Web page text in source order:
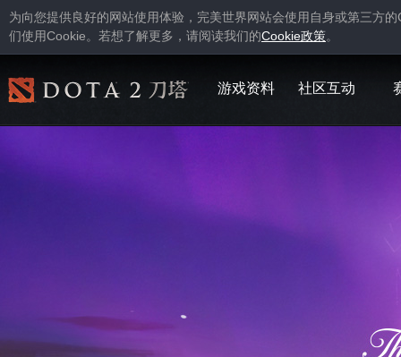
为向您提供良好的网站使用体验，完美世界网站会使用自身或第三方的
们使用Cookie。若想了解更多，请阅读我们的Cookie政策。
游戏资料 社区互动